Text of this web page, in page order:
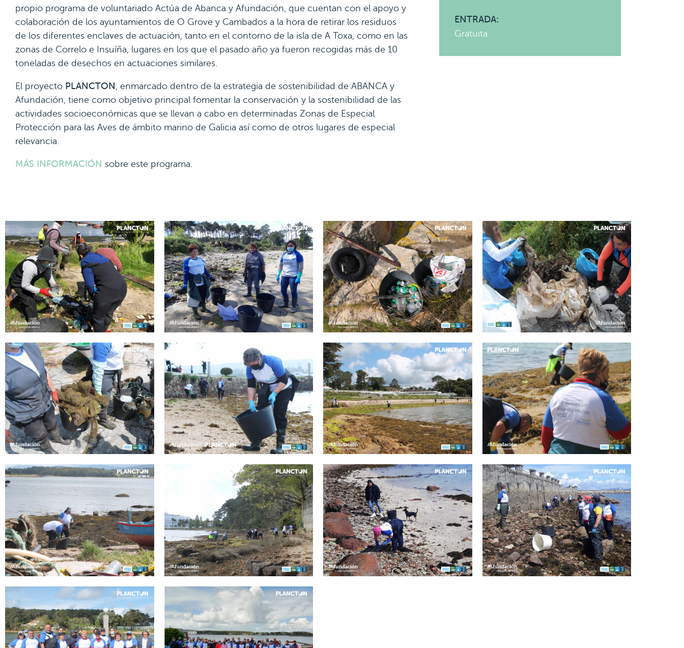
propio programa de voluntariado Actúa de Abanca y Afundación, que cuentan con el apoyo y
colaboración de los ayuntamientos de O Grove y Cambados a la hora de retirar los residuos
de los diferentes enclaves de actuación, tanto en el contorno de la isla de A Toxa, como en las
zonas de Correlo e Insuíña, lugares en los que el pasado año ya fueron recogidas más de 10
toneladas de desechos en actuaciones similares.
El proyecto PLANCTON , enmarcado dentro de la estrategia de sostenibilidad de ABANCA y
Afundación, tiene como objetivo principal fomentar la conservación y la sostenibilidad de las
actividades socioeconómicas que se llevan a cabo en determinadas Zonas de Especial
Protección para las Aves de ámbito marino de Galicia así como de otros lugares de especial
relevancia.
MÁS INFORMACIÓN sobre este programa.
ENTRADA:
Gratuita